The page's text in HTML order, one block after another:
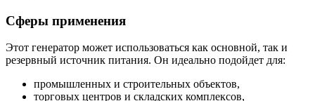
Сферы применения
Этот генератор может использоваться как основной, так и
резервный источник питания. Он идеально подойдет для:
промышленных и строительных объектов,
торговых центров и складских комплексов,